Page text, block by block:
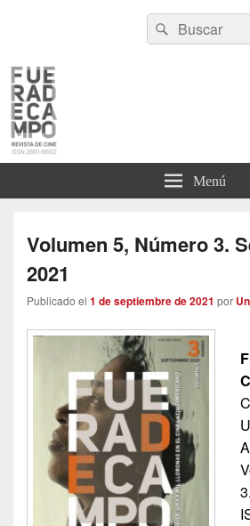
Fuera de campo
Buscar
por:
Buscar
Menú
Volumen 5, Número 3.
2021
Publicado el 1 de septiembre de 2021 por